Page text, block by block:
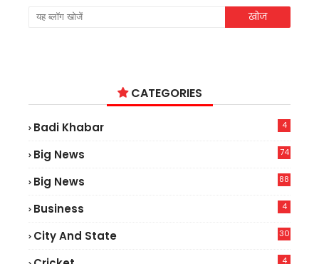
CATEGORIES
Badi Khabar 4
Big News
74
Big News
88
Business 4
City And State 30
4